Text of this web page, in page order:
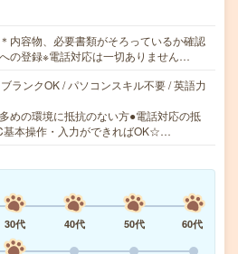
内容物、必要書類がそろっているか確認
の登録※電話対応は一切ありません…
ランクOK / パソコンスキル不要 / 英語力
めの環境に抵抗のない方●電話対応の抵
基本操作・入力ができればOK☆…
30代 40代 50代
60代